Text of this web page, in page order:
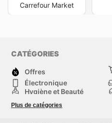
Carrefour Market
CATÉGORIES
Offres
Électronique
Hygiène et Beauté
Mode
Bricolage, jardin et
Plus de catégories